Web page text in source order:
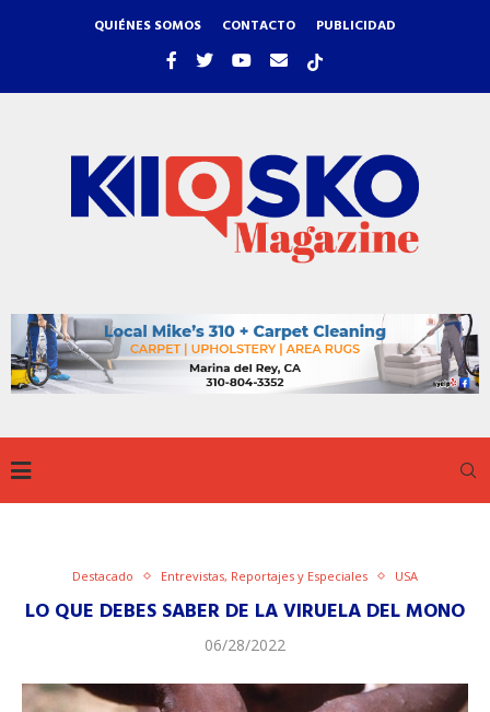
QUIÉNES SOMOS CONTACTO PUBLICIDAD
Destacado Entrevistas, Reportajes y Especiales USA
LO QUE DEBES SABER DE LA VIRUELA DEL MONO
06/28/2022